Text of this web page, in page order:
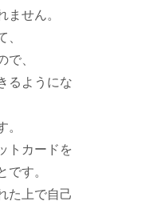
ません。
、
で、
るようにな
。
トカードを
です。
た上で自己